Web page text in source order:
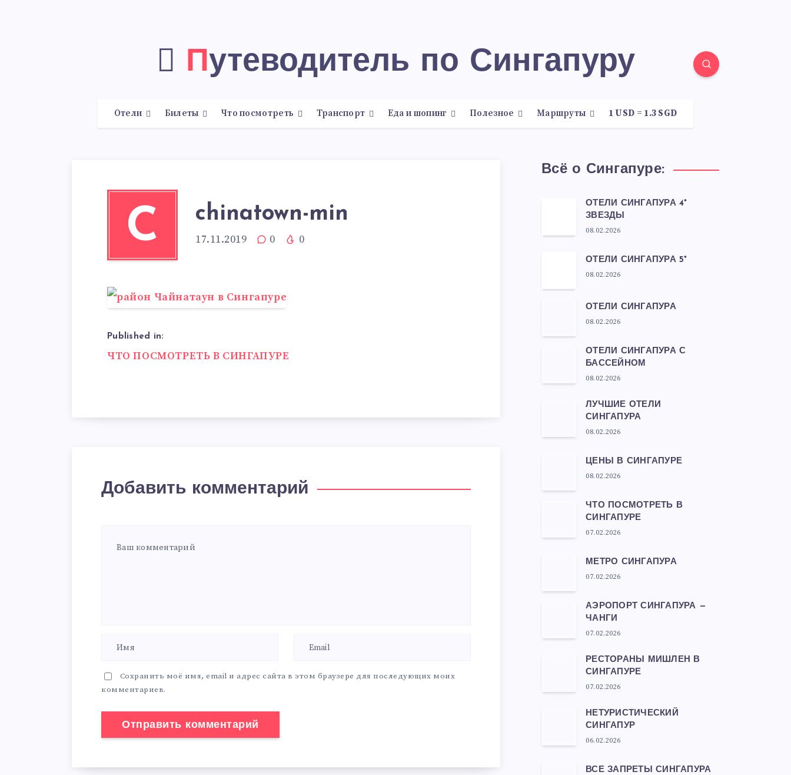
Путеводитель по Сингапуру
Отели Билеты Что посмотреть Транспорт Еда и шопинг Полезное Маршруты 1 USD = 1.3 SGD
C chinatown-min
17.11.2019 0 0
Published in:
Навигация
ЧТО ПОСМОТРЕТЬ В СИНГАПУРЕ
Добавить комментарий
Сохранить моё имя, email и адрес сайта в этом браузере для последующих моих
комментариев.
Всё о Сингапуре:
ОТЕЛИ СИНГАПУРА 4*
ЗВЕЗДЫ
08.02.2026
ОТЕЛИ СИНГАПУРА 5*
08.02.2026
ОТЕЛИ СИНГАПУРА
08.02.2026
ОТЕЛИ СИНГАПУРА С
БАССЕЙНОМ
08.02.2026
ЛУЧШИЕ ОТЕЛИ
СИНГАПУРА
08.02.2026
ЦЕНЫ В СИНГАПУРЕ
08.02.2026
ЧТО ПОСМОТРЕТЬ В
СИНГАПУРЕ
07.02.2026
МЕТРО СИНГАПУРА
07.02.2026
АЭРОПОРТ СИНГАПУРА —
ЧАНГИ
07.02.2026
РЕСТОРАНЫ МИШЛЕН В
СИНГАПУРЕ
07.02.2026
НЕТУРИСТИЧЕСКИЙ
СИНГАПУР
06.02.2026
ВСЕ ЗАПРЕТЫ СИНГАПУРА